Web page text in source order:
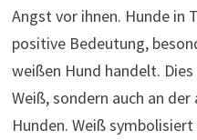
Angst vor ihnen. Hunde in
positive Bedeutung,
weißen Hund handelt.
Weiß, sondern auch an
Hunden. Weiß